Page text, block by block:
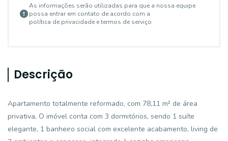
As informações serão utilizadas para que a nossa equipe
possa entrar em contato de acordo com a
política de privacidade e termos de serviço
Descrição
Apartamento totalmente reformado, com 78,11 m² de área
privativa, O imóvel conta com 3 dormitórios, sendo 1 suíte
elegante, 1 banheiro social com excelente acabamento, living de